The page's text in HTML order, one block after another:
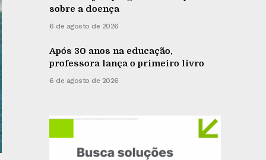
sobre a doença
6 de agosto de 2026
Após 30 anos na educação,
professora lança o primeiro livro
6 de agosto de 2026